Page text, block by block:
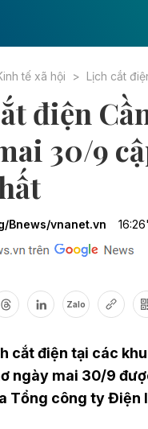
tế xã hội Lịch cắt
điện
30/9
Bnews/vnanet.vn
Zalo
cắt điện tại các
ngày mai 30/9
Tổng công ty Điện